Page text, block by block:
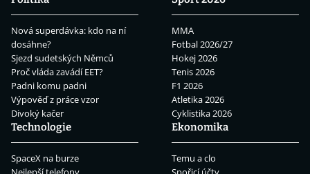
Nová superdávka: kdo na ní
dosáhne?
Sjezd sudetských Němců
Proč vláda zavádí EET?
Padni komu padni
Výpověď z práce vzor
Divoký kačer
MMA
Fotbal 2026/27
Hokej 2026
Tenis 2026
F1 2026
Atletika 2026
Cyklistika 2026
Technologie
SpaceX na burze
Ekonomika
Temu a clo